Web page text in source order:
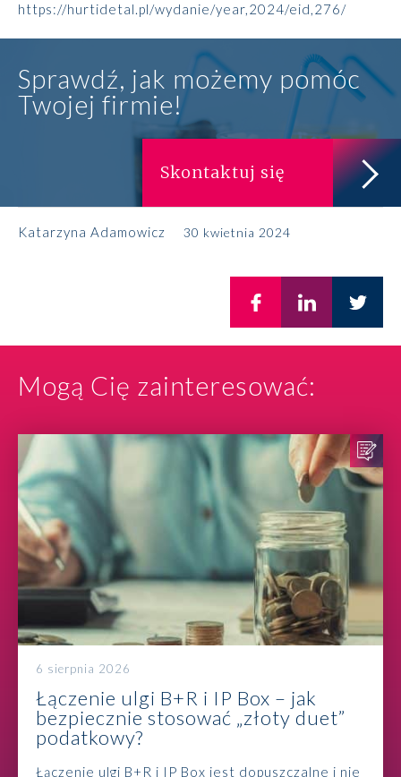
https://hurtidetal.pl/wydanie/year,2024/eid,276/
Sprawdź, jak możemy pomóc
Twojej firmie!
Skontaktuj się
Katarzyna Adamowicz 30 kwietnia 2024
Mogą Cię zainteresować:
6 sierpnia 2026
Łączenie ulgi B+R i IP Box – jak
bezpiecznie stosować „złoty duet”
podatkowy?
Łączenie ulgi B+R i IP Box jest dopuszczalne i nie